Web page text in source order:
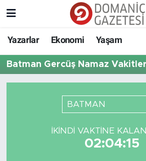
Yazarlar Ekonomi Yaşam
Batman Gercüş Namaz
BATMAN
İKINDI VAKTINE
02:04:15